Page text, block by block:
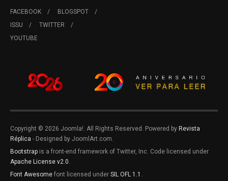
FACEBOOK
BLOGSPOT
ISSU
TWITTER
YOUTUBE
Copyright © 2026 Joomla!. All Rights Reserved. Powered by Revista
Réplica - Designed by JoomlArt.com.
Bootstrap is a front-end framework of Twitter, Inc. Code licensed under
Apache License v2.0.
Font Awesome font licensed under SIL OFL 1.1 .